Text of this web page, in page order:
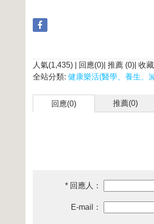
人氣(1,435) | 回應(0)| 推薦 (0)| 收
全站分類: 健康樂活(醫學、養生、
回應(0) 推薦(0)
* 回應人：
E-mail：